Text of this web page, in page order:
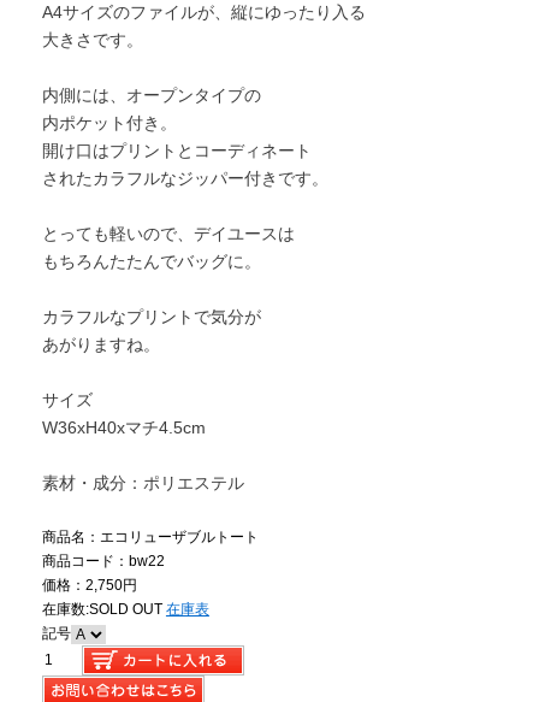
A4サイズのファイルが、縦にゆったり入る
大きさです。
内側には、オープンタイプの
内ポケット付き。
開け口はプリントとコーディネート
されたカラフルなジッパー付きです。
とっても軽いので、デイユースは
もちろんたたんでバッグに。
カラフルなプリントで気分が
あがりますね。
サイズ
W36xH40xマチ4.5cm
素材・成分：ポリエステル
商品名：エコリューザブルトート
商品コード：bw22
価格：2,750円
在庫数:SOLD OUT 在庫表
記号